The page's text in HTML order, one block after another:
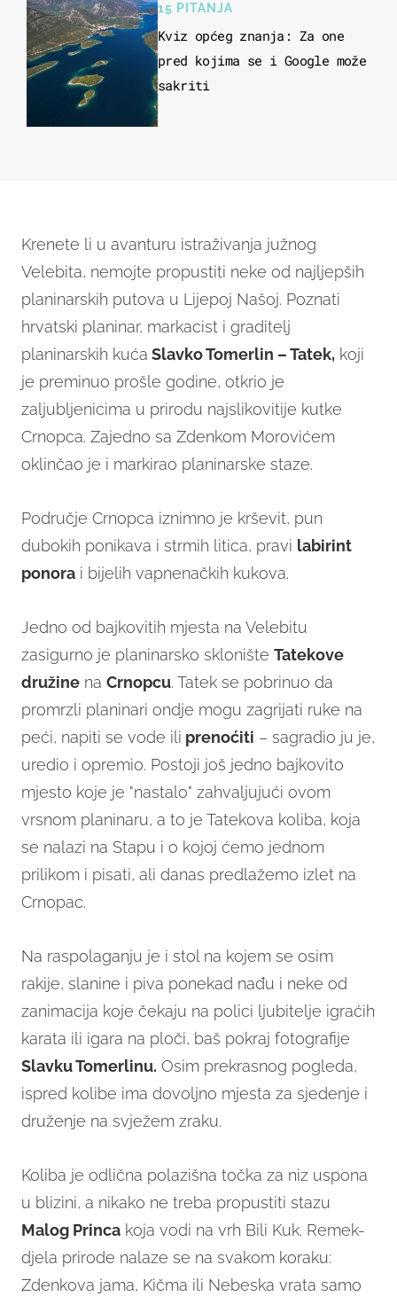
15 PITANJA
Kviz općeg znanja: Za one
pred kojima se i Google može
sakriti
Krenete li u avanturu istraživanja južnog
Velebita, nemojte propustiti neke od najljepših
planinarskih putova u Lijepoj Našoj. Poznati
hrvatski planinar, markacist i graditelj
planinarskih kuća Slavko Tomerlin – Tatek, koji
je preminuo prošle godine, otkrio je
zaljubljenicima u prirodu najslikovitije kutke
Crnopca. Zajedno sa Zdenkom Morovićem
oklinčao je i markirao planinarske staze.
Područje Crnopca iznimno je krševit, pun
dubokih ponikava i strmih litica, pravi labirint
ponora i bijelih vapnenačkih kukova.
Jedno od bajkovitih mjesta na Velebitu
zasigurno je planinarsko sklonište Tatekove
družine na Crnopcu. Tatek se pobrinuo da
promrzli planinari ondje mogu zagrijati ruke na
peći, napiti se vode ili prenoćiti – sagradio ju je,
uredio i opremio. Postoji još jedno bajkovito
mjesto koje je "nastalo" zahvaljujući ovom
vrsnom planinaru, a to je Tatekova koliba, koja
se nalazi na Stapu i o kojoj ćemo jednom
prilikom i pisati, ali danas predlažemo izlet na
Crnopac.
Na raspolaganju je i stol na kojem se osim
rakije, slanine i piva ponekad nađu i neke od
zanimacija koje čekaju na polici ljubitelje igraćih
karata ili igara na ploči, baš pokraj fotografije
Slavku Tomerlinu. Osim prekrasnog pogleda,
ispred kolibe ima dovoljno mjesta za sjedenje i
druženje na svježem zraku.
Koliba je odlična polazišna točka za niz uspona
u blizini, a nikako ne treba propustiti stazu
Malog Princa koja vodi na vrh Bili Kuk. Remek-
djela prirode nalaze se na svakom koraku:
Zdenkova jama, Kičma ili Nebeska vrata samo